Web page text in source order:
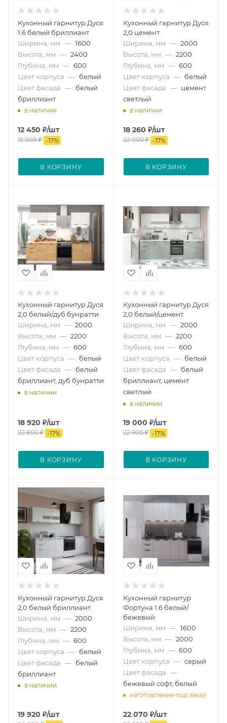
Кухонный гарнитур Дуся
1.6 белый бриллиант
Ширина, мм — 1600
Высота, мм — 2400
Глубина, мм — 600
Цвет корпуса — белый
Цвет фасада — белый
бриллиант
в наличии
12 450 ₽/шт
15 000₽ -17%
В КОРЗИНУ
Кухонный гарнитур Дуся
2,0 цемент
Ширина, мм — 2000
Высота, мм — 2200
Глубина, мм — 600
Цвет корпуса — белый
Цвет фасада — цемент
светлый
в наличии
18 260 ₽/шт
22 000₽ -17%
В КОРЗИНУ
Кухонный гарнитур Дуся
2,0 белый/дуб бунратти
Ширина, мм — 2000
Высота, мм — 2200
Глубина, мм — 600
Цвет корпуса — белый
Цвет фасада — белый
бриллиант, дуб бунратти
в наличии
18 920 ₽/шт
22 800₽ -17%
В КОРЗИНУ
Кухонный гарнитур Дуся
2,0 белый/цемент
Ширина, мм — 2000
Высота, мм — 2200
Глубина, мм — 600
Цвет корпуса — белый
Цвет фасада — белый
бриллиант, цемент
светлый
в наличии
19 000 ₽/шт
22 900₽ -17%
В КОРЗИНУ
Кухонный гарнитур Дуся
2,0 белый бриллиант
Ширина, мм — 2000
Высота, мм — 2200
Глубина, мм — 600
Цвет корпуса — белый
Цвет фасада — белый
бриллиант
в наличии
19 920 ₽/шт
Кухонный гарнитур
Фортуна 1.6 белый/
бежевый
Ширина, мм — 1600
Высота, мм — 2000
Глубина, мм — 600
Цвет корпуса — серый
Цвет фасада —
бежевый софт, белый
изготовление под заказ
22 070 ₽/шт